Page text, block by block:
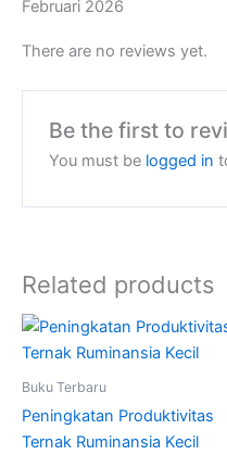
Februari 2026
There are no reviews yet.
Be the first to
You must be logged in
Related products
Buku Terbaru
Peningkatan Produktivitas
Ternak Ruminansia Kecil